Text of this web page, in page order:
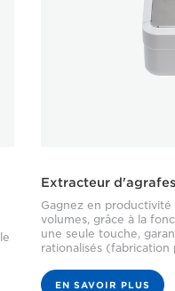
Extracteur
Gagnez en
volumes, grâce à la
une seule touche,
rationalisés (fabrication
EN SAVOIR PLUS